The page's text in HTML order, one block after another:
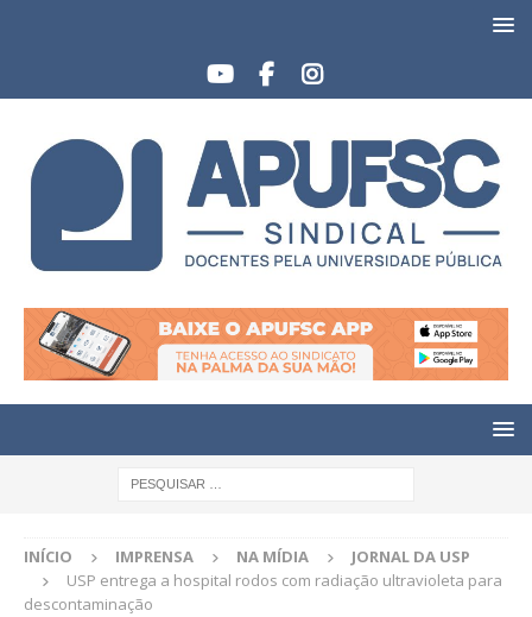
INÍCIO IMPRENSA NA MÍDIA
JORNAL DA USP
USP entrega a hospital rodos com radiação ultravioleta para
descontaminação